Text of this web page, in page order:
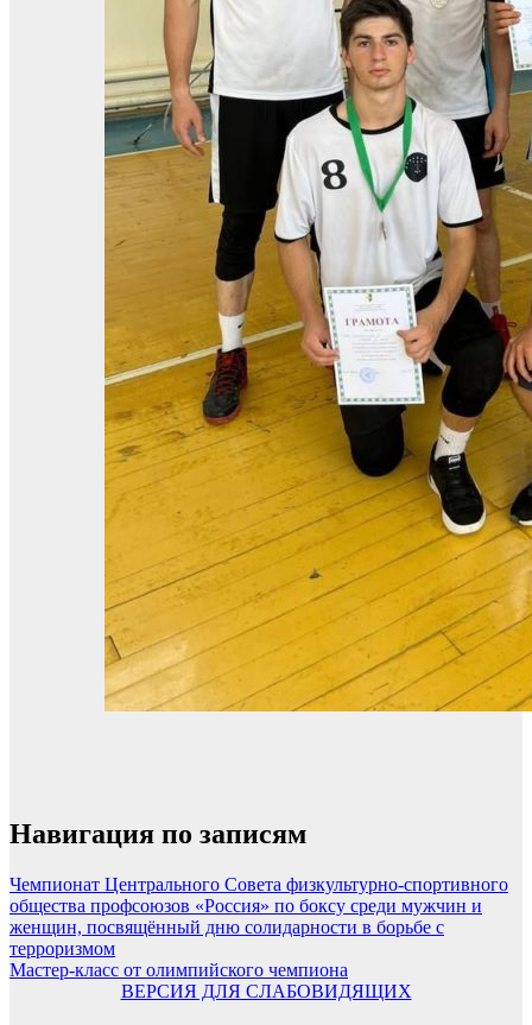
Навигация по записям
Чемпионат Центрального Совета физкультурно-спортивного
общества профсоюзов «Россия» по боксу среди мужчин и
женщин, посвящённый дню солидарности в борьбе с
терроризмом
Мастер-класс от олимпийского чемпиона
ВЕРСИЯ ДЛЯ СЛАБОВИДЯЩИХ